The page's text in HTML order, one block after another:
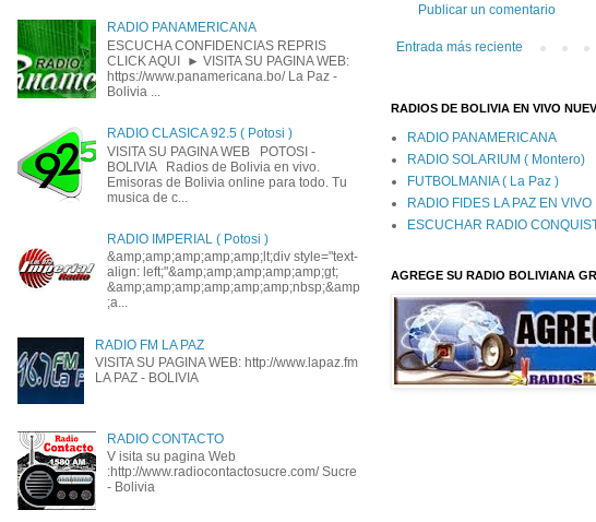
Publicar un comentario
Entrada más reciente
RADIOS DE BOLIVIA EN VIVO
RADIO PANAMERICANA
RADIO SOLARIUM ( Montero)
FUTBOLMANIA ( La Paz )
RADIO FIDES LA PAZ EN VIVO
ESCUCHAR RADIO
AGREGE SU RADIO BOLIVIANA
RADIO PANAMERICANA
ESCUCHA CONFIDENCIAS REPRIS
CLICK AQUI ► VISITA SU PAGINA WEB:
https://www.panamericana.bo/ La Paz -
Bolivia ...
RADIO CLASICA 92.5 ( Potosi )
VISITA SU PAGINA WEB POTOSI -
BOLIVIA Radios de Bolivia en vivo.
Emisoras de Bolivia online para todo. Tu
musica de c...
RADIO IMPERIAL ( Potosi )
&amp;amp;amp;amp;amp;lt;div style="text-
align: left;"&amp;amp;amp;amp;amp;gt;
&amp;amp;amp;amp;amp;amp;nbsp;&amp
;a...
RADIO FM LA PAZ
VISITA SU PAGINA WEB: http://www.lapaz.fm
LA PAZ - BOLIVIA
RADIO CONTACTO
V isita su pagina Web
:http://www.radiocontactosucre.com/ Sucre
- Bolivia